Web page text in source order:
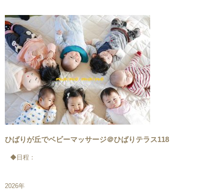
ひばりが丘でベビーマッサージ＠ひばりテラス118
◆日程：
2026年